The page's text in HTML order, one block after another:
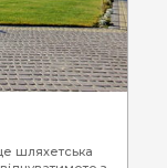
шляхетська